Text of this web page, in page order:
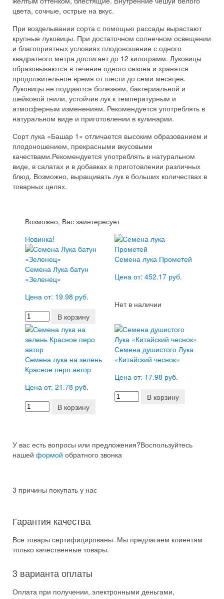
цвета, сочные, острые на вкус.
При возделывании сорта с помощью рассады вырастают
крупные луковицы. При достаточном солнечном освещении
и благоприятных условиях плодоношение с одного
квадратного метра достигает до 12 килограмм. Луковицы
образовываются в течение одного сезона и хранятся
продолжительное время от шести до семи месяцев.
Луковицы не поддаются болезням, бактериальной и
шейковой гнили, устойчив лук к температурным и
атмосферным изменениям. Рекомендуется употреблять в
натуральном виде и приготовлении в кулинарии.
Сорт лука «Башар 1» отличается высоким образованием и
плодоношением, прекрасными вкусовыми
качествами.Рекомендуется употреблять в натуральном
виде, в салатах и в добавках в приготовлении различных
блюд. Возможно, выращивать лук в больших количествах в
товарных целях.
Возможно, Вас заинтересует
Новинка!
Семена Лука батун
«Зеленец»
Цена от: 19.98 руб.
В корзину
Семена лука Прометей
Цена от: 452.17 руб.
Нет в наличии
Семена лука на зелень
Красное перо автор
Цена от: 21.78 руб.
В корзину
Семена душистого Лука
«Китайский чеснок»
Цена от: 17.98 руб.
В корзину
У вас есть вопросы или предложения?Воспользуйтесь
нашей формой обратного звонка
3 причины покупать у нас
Гарантия качества
Все товары сертифицированы. Мы предлагаем клиентам
только качественные товары.
3 варианта оплаты
Оплата при получении, электронными деньгами,